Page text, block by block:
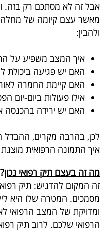
רייטינג
בריאות
תרבות
ופנאי
TOP-
5
המילון
הכלכלי
פודקאסט
אבל זה לא מסתכם רק בזה.
מאשר עצם קיומה של מחלה.
ולהבין:
איך המצב משפיע על
האם יש פגיעה ביכולת
האם קיימת החמרה
אילו פעולות ביום-יום
האם יש ירידה בהכנסה
לכן, בהרבה מקרים,
איך התמונה הרפואית
מה זה בעצם תיק רפואי נכון?
זה המקום להדגיש: תיק
מסמכים. המטרה שלו היא
ומדויקת של המצב הרפואי
הרפואי שלכם. לרוב תיק